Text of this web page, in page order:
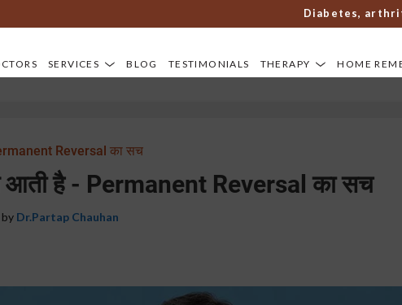
Diabetes, arthritis,
SERVICES BLOG TESTIMONIALS THERAPY HOME
Reversal का सच
आती है - Permanent Reversal का सच
Dr.Partap Chauhan